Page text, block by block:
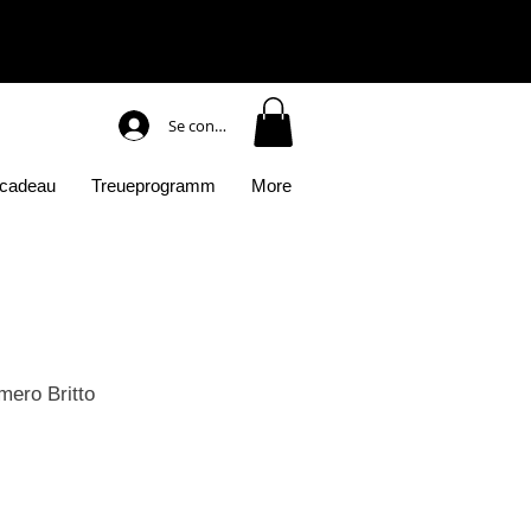
Se connecter
Treueprogramm More
Britto